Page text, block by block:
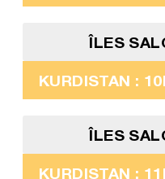
ÎLES
KURDISTAN :
ÎLES
KURDISTAN :